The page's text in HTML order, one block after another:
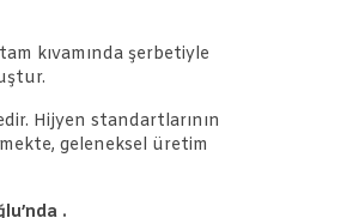
kıvamında şerbetiyle
Hijyen standartlarının
geleneksel üretim
.